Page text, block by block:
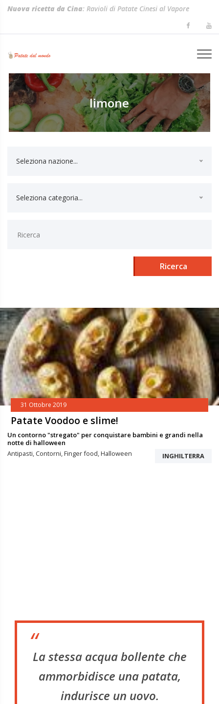
Nuova ricetta da Cina: Ravioli di Patate Cinesi al Vapore
limone
Seleziona nazione...
Seleziona categoria...
Ricerca
31 Ottobre 2019
Patate Voodoo e slime!
Un contorno "stregato" per conquistare bambini e grandi nella
notte di halloween
Antipasti, Contorni, Finger food, Halloween
INGHILTERRA
“La stessa acqua bollente che
ammorbidisce una patata,
indurisce un uovo.